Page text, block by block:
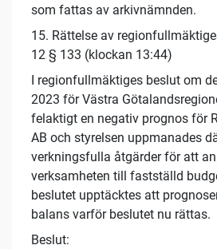
som fattas av arkivnämnden.
15. Rättelse av
12 § 133 (klockan 13:44)
I regionfullmäktiges beslut om
2023 för Västra
felaktigt en negativ prognos för
AB och styrelsen uppmanades
verkningsfulla åtgärder för att
verksamheten till fastställd
beslutet upptäcktes att
balans varför beslutet nu rättas.
Beslut: